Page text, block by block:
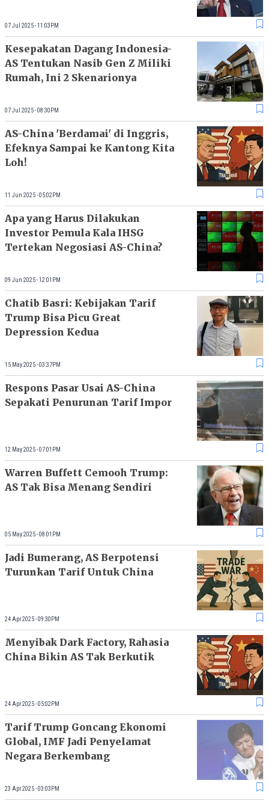
07 Jul 2025 - 11:03PM
Kesepakatan Dagang Indonesia-
AS Tentukan Nasib Gen Z Miliki
Rumah, Ini 2 Skenarionya
07 Jul 2025 - 08:30PM
AS-China 'Berdamai' di Inggris,
Efeknya Sampai ke Kantong Kita
Loh!
11 Jun 2025 - 05:02PM
Apa yang Harus Dilakukan
Investor Pemula Kala IHSG
Tertekan Negosiasi AS-China?
09 Jun 2025 - 12:01PM
Chatib Basri: Kebijakan Tarif
Trump Bisa Picu Great
Depression Kedua
15 May 2025 - 03:37PM
Respons Pasar Usai AS-China
Sepakati Penurunan Tarif Impor
12 May 2025 - 07:01PM
Warren Buffett Cemooh Trump:
AS Tak Bisa Menang Sendiri
05 May 2025 - 08:01PM
Jadi Bumerang, AS Berpotensi
Turunkan Tarif Untuk China
24 Apr 2025 - 09:30PM
Menyibak Dark Factory, Rahasia
China Bikin AS Tak Berkutik
24 Apr 2025 - 05:02PM
Tarif Trump Goncang Ekonomi
Global, IMF Jadi Penyelamat
Negara Berkembang
23 Apr 2025 - 03:03PM